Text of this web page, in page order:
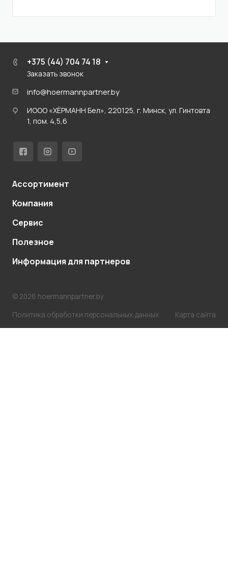
+375 (44) 704 74 18
Заказать звонок
info@hoermannpartner.by
ИООО «ХЁРМАНН Бел», 220125, г. Минск, ул. Гинтовта
1, пом. 4,5,6
Ассортимент
Компания
Сервис
Полезное
Информация для партнеров
© 2026 hoermannpartner.by
Политика обработки персональных данных
Карта сайта